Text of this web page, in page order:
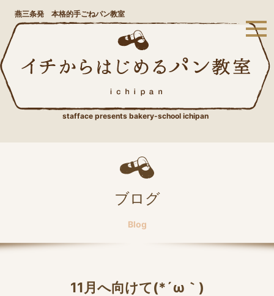
燕三条発 本格的手ごねパン教室
stafface presents bakery-school ichipan
ブログ
Blog
11月へ向けて(*´ω｀)